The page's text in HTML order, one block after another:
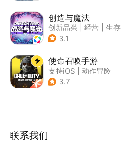
创造与魔法
创新品类 经营
生存
| 开放世界
3.1
使命召唤手游
支持iOS
动作冒险
| 第一人称射击
3.7
联系我们